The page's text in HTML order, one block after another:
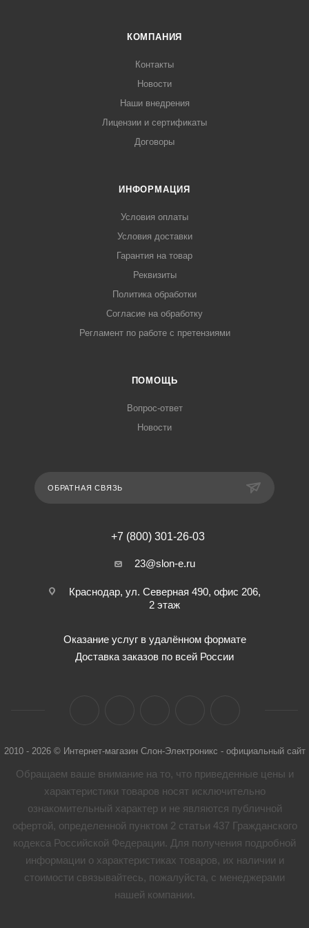
КОМПАНИЯ
Контакты
Новости
Наши внедрения
Лицензии и сертификаты
Договоры
ИНФОРМАЦИЯ
Условия оплаты
Условия доставки
Гарантия на товар
Реквизиты
Политика обработки
Согласие на обработку
Регламент по работе с претензиями
ПОМОЩЬ
Вопрос-ответ
Новости
ОБРАТНАЯ СВЯЗЬ
+7 (800) 301-26-03
23@slon-e.ru
Краснодар, ул. Северная 490, офис 206,
2 этаж
Оказание услуг в удалённом формате
Доставка заказов по всей России
2010 - 2026 © Интернет-магазин Слон-Электроникс - официальный сайт
Обращаем ваше внимание на то, что приведенные цены и
характеристики товaров носят исключительно
ознакомительный характер и не являются публичной
офертой, определенной пунктом 2 статьи 437 Гражданского
кодекса Российской Федерации. Для получения подробной
информации о характеристиках товaров, их наличии и
стоимости связывайтесь, пожалуйста, с менеджерами
нашей компании.